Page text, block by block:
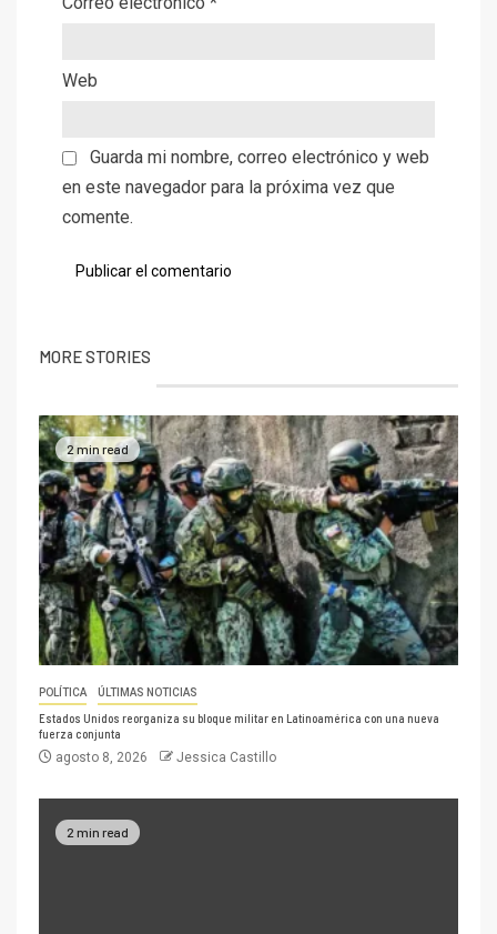
Web
Guarda mi nombre, correo electrónico y web
en este navegador para la próxima vez que
comente.
MORE STORIES
2 min read
POLÍTICA ÚLTIMAS NOTICIAS
Estados Unidos reorganiza su bloque militar en Latinoamérica con una nueva
fuerza conjunta
agosto 8, 2026 Jessica Castillo
2 min read